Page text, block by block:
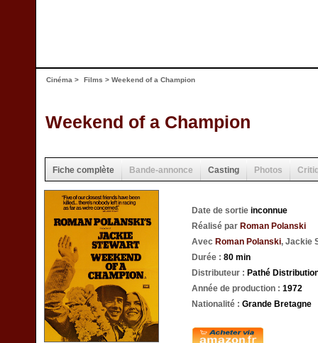
Cinéma > Films > Weekend of a Champion
Weekend of a Champion
Fiche complète Bande-annonce Casting Photos
Date de sortie inconnue
Réalisé par Roman Polanski
Avec Roman Polanski, Jackie
Durée : 80 min
Distributeur : Pathé
Année de production : 1972
Nationalité : Grande Bretagne